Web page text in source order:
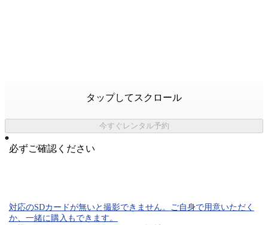
タップしてスクロール
今すぐレンタル予約
必ずご確認ください
対応のSDカードが無いと 撮影できません。 ご自身で用意いただく
か、一緒に購入もできます。